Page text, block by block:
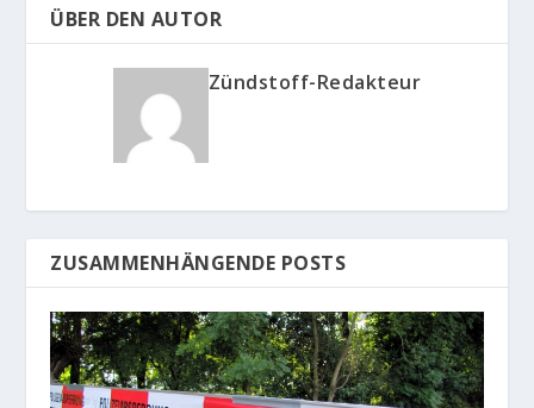
ÜBER DEN AUTOR
Zündstoff-Redakteur
ZUSAMMENHÄNGENDE POSTS